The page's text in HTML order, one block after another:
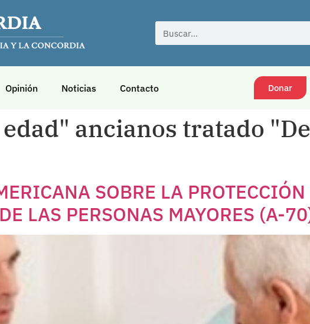
Opinión Noticias Contacto Donar
ancianos tratado
SOBRE LA PROTECCIÓN
LAS PERSONAS MAYORES (A-